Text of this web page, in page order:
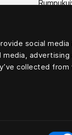
social
collected
100 %